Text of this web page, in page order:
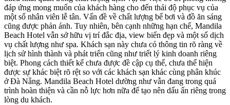
đáp ứng mong muốn của khách hàng cho đến thái độ phục vụ của
một số nhân viên lễ tân. Vấn đề về chất lượng bể bơi và đồ ăn sáng
cũng được phản ánh. Tuy nhiên, bên cạnh những hạn chế, Mandila
Beach Hotel vẫn sở hữu vị trí đắc địa, view biển đẹp và một số dịch
vụ chất lượng như spa. Khách sạn này chưa có thông tin rõ ràng về
lịch sử hình thành và phát triển cũng như triết lý kinh doanh riêng
biệt. Phong cách thiết kế chưa được đề cập cụ thể, chưa thể hiện
được sự khác biệt rõ rệt so với các khách sạn khác cùng phân khúc
ở Đà Nẵng. Mandila Beach Hotel dường như vẫn đang trong quá
trình hoàn thiện và cần nỗ lực hơn nữa để tạo nên dấu ấn riêng trong
lòng du khách.